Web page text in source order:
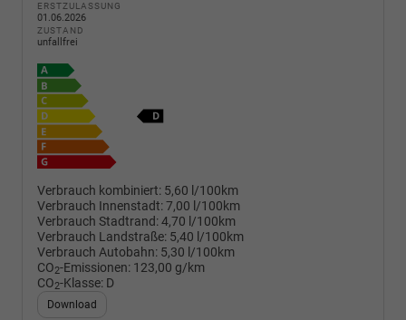
ERSTZULASSUNG
01.06.2026
ZUSTAND
unfallfrei
Verbrauch kombiniert: 5,60 l/100km
Verbrauch Innenstadt:7,00 l/100km
Verbrauch Stadtrand:4,70 l/100km
Verbrauch Landstraße: 5,40 l/100km
Verbrauch Autobahn: 5,30 l/100km
CO2-Emissionen: 123,00 g/km
CO2-Klasse: D
Download